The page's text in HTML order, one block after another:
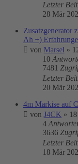
Letzter
28 Mär
Zusatzgenerator
Ah +)
von Marsel »
10
7481
Letzter
20 Mär
4m Markise auf
von J4CK »
4
3636
Letzter
18 Mär